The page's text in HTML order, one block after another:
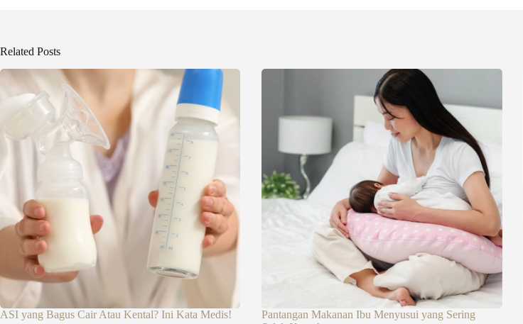
Related Posts
ASI yang Bagus Cair Atau Kental? Ini Kata Medis!
Pantangan Makanan Ibu Menyusui yang Sering